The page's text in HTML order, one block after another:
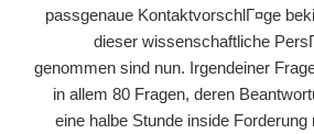
passgenaue KontaktvorschlГ¤ge
dieser wissenschaftliche
genommen sind nun. Irgendeiner
in allem 80 Fragen, deren
eine halbe Stunde inside